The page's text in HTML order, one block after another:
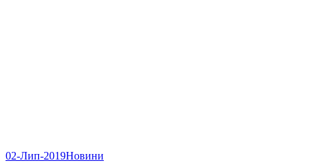
02-Лип-2019Новини